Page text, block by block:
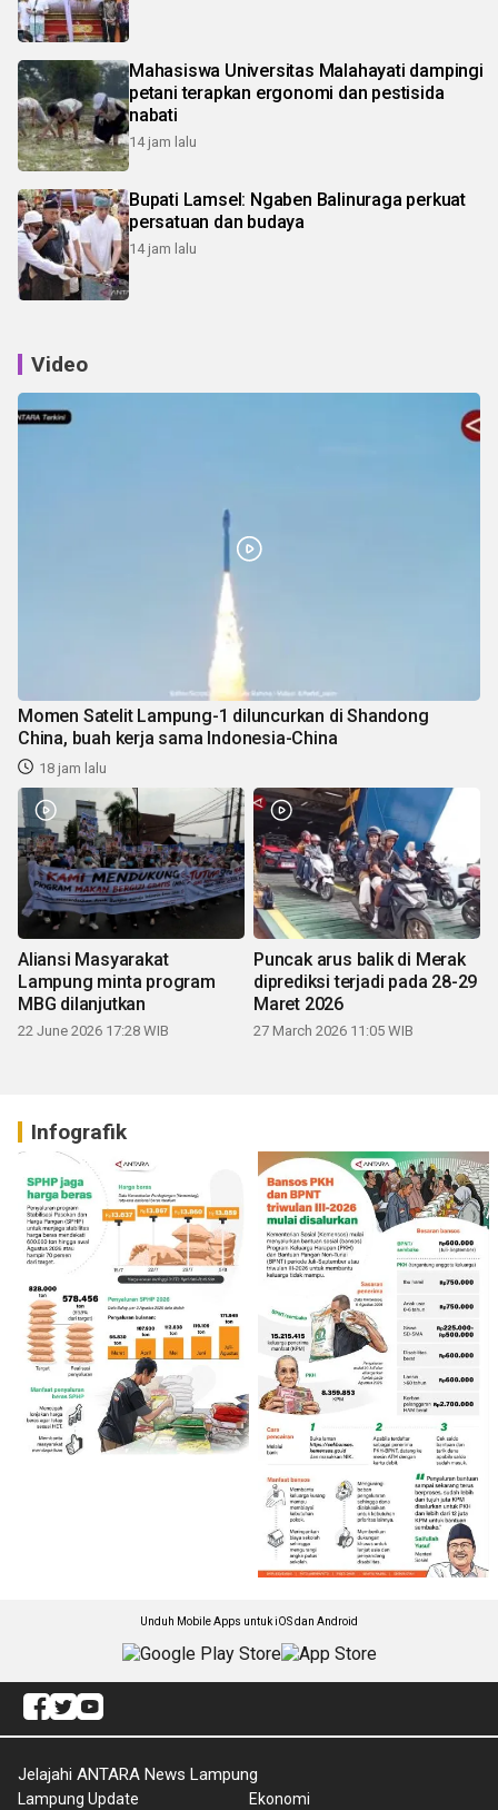
Mahasiswa Universitas Malahayati dampingi
petani terapkan ergonomi dan pestisida
nabati
14 jam lalu
Bupati Lamsel: Ngaben Balinuraga perkuat
persatuan dan budaya
14 jam lalu
Video
Momen Satelit Lampung-1 diluncurkan di Shandong
China, buah kerja sama Indonesia-China
18 jam lalu
Aliansi Masyarakat
Lampung minta program
MBG dilanjutkan
22 June 2026 17:28 WIB
Puncak arus balik di Merak
diprediksi terjadi pada 28-29
Maret 2026
27 March 2026 11:05 WIB
Infografik
Unduh Mobile Apps untuk iOS dan Android
Jelajahi ANTARA News Lampung
Lampung Update Ekonomi